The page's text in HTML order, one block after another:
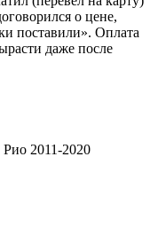
о цене,
поставили». Оплата
даже после
2011-2020